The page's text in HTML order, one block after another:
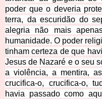
poder que o deveria
terra, da escuridão do
alegria não mais
humanidade. O poder
tinham certeza de que
Jesus de Nazaré e o seu
a violência, a mentira,
crucifica-o, crucifica-o,
havia passado como